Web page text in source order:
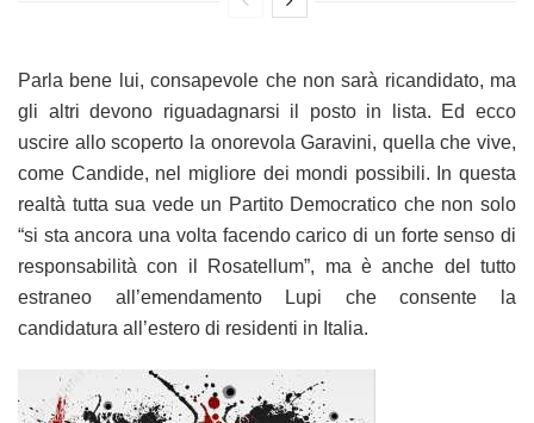
Parla bene lui, consapevole che non sarà ricandidato, ma
gli altri devono riguadagnarsi il posto in lista. Ed ecco
uscire allo scoperto la onorevola Garavini, quella che vive,
come Candide, nel migliore dei mondi possibili. In questa
realtà tutta sua vede un Partito Democratico che non solo
“si sta ancora una volta facendo carico di un forte senso di
responsabilità con il Rosatellum”, ma è anche del tutto
estraneo all’emendamento Lupi che consente la
candidatura all’estero di residenti in Italia.